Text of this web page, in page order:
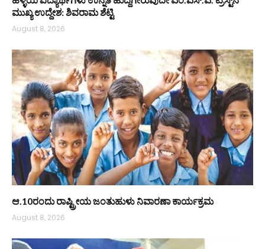
ಮುಖ್ಯ ಉದ್ದೇಶ: ಶಿವರಾಮ ಶೆಟ್ಟಿ
August 8, 2026
ಆ.10ರಂದು ರಾಷ್ಟ್ರೀಯ ಜಂತುಹುಳು ನಿವಾರಣಾ ಕಾರ್ಯಕ್ರಮ
August 8, 2026